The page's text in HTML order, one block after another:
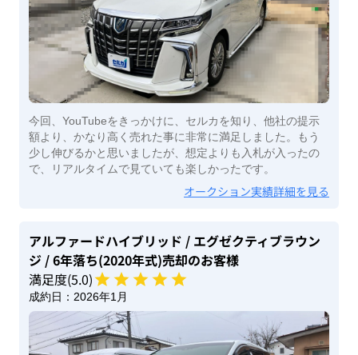
今回、YouTubeをきっかけに、セルカを知り、他社の提示
額より、かなり高く売れた事に非常に満足しました。もう
少し伸びるかと思いましたが、想定よりも入札が入ったの
で、リアルタイムで見ていても楽しかったです。
オークション実績詳細を見る
アルファードハイブリッド / エグゼクティブラウン
ジ / 6年落ち(2020年式)売却のお客様
満足度(5.0)
成約日： 2026年1月